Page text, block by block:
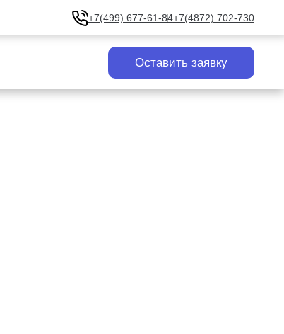
+7(499) 677-61-84+7(4872) 702-730
Оставить заявку